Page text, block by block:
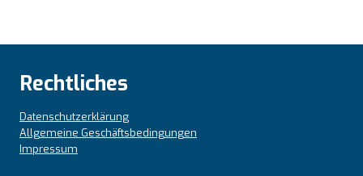
Rechtliches
Datenschutzerklärung
Allgemeine Geschäftsbedingungen
Impressum